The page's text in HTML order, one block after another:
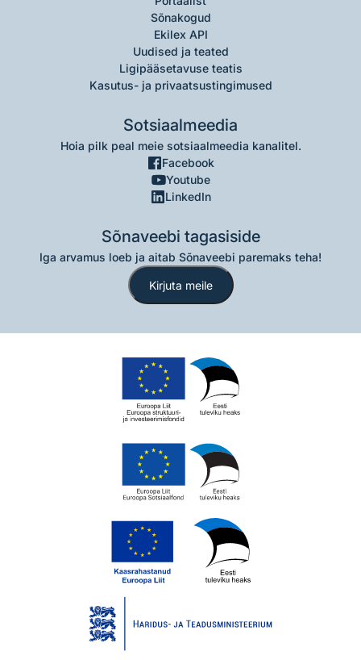
Sõnakogud
Ekilex API
Uudised ja teated
Ligipääsetavuse teatis
Kasutus- ja privaatsustingimused
Sotsiaalmeedia
Hoia pilk peal meie sotsiaalmeedia kanalitel.
Facebook
Youtube
LinkedIn
Sõnaveebi tagasiside
Iga arvamus loeb ja aitab Sõnaveebi paremaks teha!
Kirjuta meile